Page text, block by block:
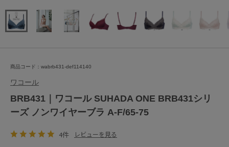
商品コード：wabrb431-def114140
ワコール
BRB431｜ワコール SUHADA ONE BRB431シリ
ーズ ノンワイヤーブラ A-F/65-75
4件 レビューを見る